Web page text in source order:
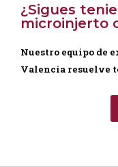
¿Sigues
microinjerto
Nuestro equipo de
Valencia resuelve